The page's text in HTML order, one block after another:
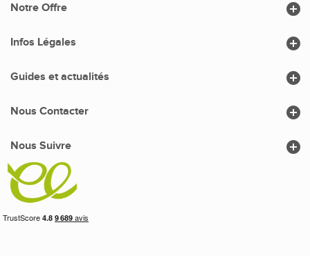
Notre Offre 
Nous Contacter 
Nous Suivre 
Infos Légales 
Guides et actualités 